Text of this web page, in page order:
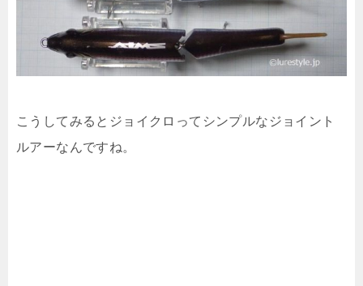
こうしてみるとジョイクロってシンプルなジョイント
ルアーなんですね。